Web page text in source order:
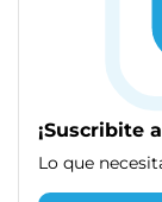
¡Suscribite
Lo que